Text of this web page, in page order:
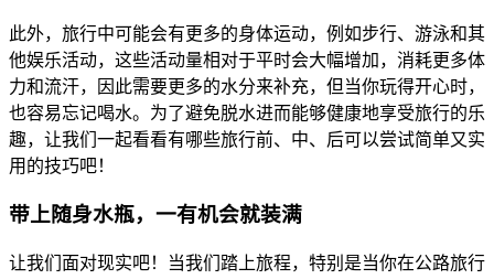
此外，旅行中可能会有更多的身体运动，例如步行、游泳和其
他娱乐活动，这些活动量相对于平时会大幅增加，消耗更多体
力和流汗，因此需要更多的水分来补充，但当你玩得开心时，
也容易忘记喝水。为了避免脱水进而能够健康地享受旅行的乐
趣，让我们一起看看有哪些旅行前、中、后可以尝试简单又实
用的技巧吧！
带上随身水瓶，一有机会就装满
让我们面对现实吧！当我们踏上旅程，特别是当你在公路旅行